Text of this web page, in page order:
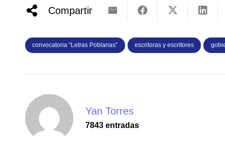
Compartir
convocatoria “Letras Poblanas” escritoras y escritores
Yan Torres
7843 entradas